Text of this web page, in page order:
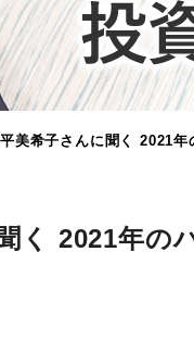
美希子さんに聞く 2021
く 2021年の